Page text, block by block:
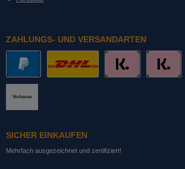
ZAHLUNGS- UND VERSANDARTEN
Vorkasse
SICHER EINKAUFEN
Mehrfach ausgezeichnet und zertifiziert!